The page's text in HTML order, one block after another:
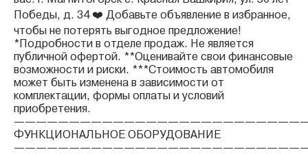
Победы, д. 34 ❤️ Добавьте объявление в избранное,
чтобы не потерять выгодное предложение!
*Подробности в отделе продаж. Не является
публичной офертой. **Оценивайте свои финансовые
возможности и риски. ***Стоимость автомобиля
может быть изменена в зависимости от
комплектации, формы оплаты и условий
приобретения.
ФУНКЦИОНАЛЬНОЕ ОБОРУДОВАНИЕ